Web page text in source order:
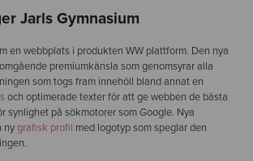
Jarls Gymnasium
en webbplats i produkten WW plattform. Den nya
premiumkänsla som genomsyrar alla
som togs fram innehöll bland annat en
och optimerade texter för att ge webben de bästa
synlighet på sökmotorer som Google. Nya
nygrafisk profil med logotyp som speglar den